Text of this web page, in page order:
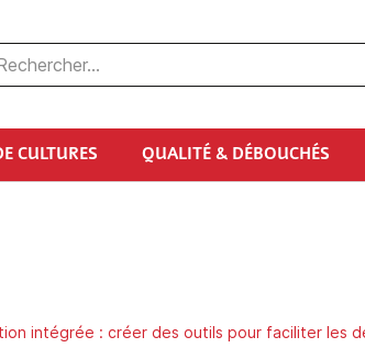
CULTURES QUALITÉ & DÉBOUCHÉS
intégrée : créer des outils pour faciliter les